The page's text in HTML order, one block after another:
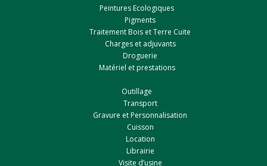
Peintures Ecologiques
Pigments
Traitement Bois et Terre Cuite
Charges et adjuvants
Droguerie
Matériel et prestations
Outillage
Transport
Gravure et Personnalisation
Cuisson
Location
Librairie
Visite d’usine